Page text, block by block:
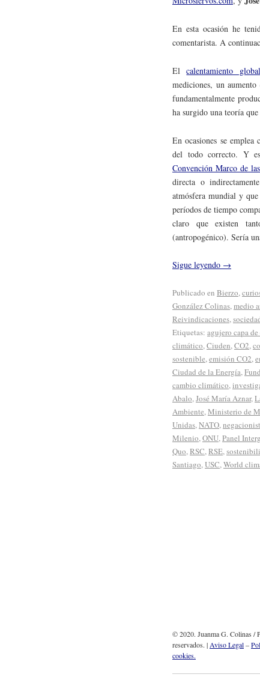
En esta ocasión he
comentarista. A
Elcalentamiento
mediciones, un
fundamentalmente
ha surgido una teoría
En ocasiones se
del todo correcto. Y
Convención Marco de
directa o
atmósfera mundial y
períodos de tiempo
claro que existen
(antropogénico). Sería
Sigue leyendo →
Publicado en Bierzo,
González Colinas,medio
Reivindicaciones,
Etiquetas: agujero capa
climático,Ciuden,CO2,
sostenible,emisión CO2,
Ciudad de la Energía,
cambio climático,
Abalo,José María Aznar,
Ambiente,Ministerio de
Unidas,NATO,
Milenio,ONU,Panel
Quo,RSC,RSE,
Santiago,USC,World
© 2020. Juanma G. Colinas /
reservados. |Aviso Legal–
cookies.